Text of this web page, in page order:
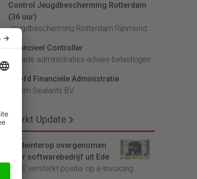
Control Jeugdbescherming Rotterdam
(36 uur)
Jeugdbescherming Rotterdam Rijnmond
Financieel Controller
lArcade administraties-advies-belastingen
Hoofd Financiële Administratie
Bloem Sealants BV
Markt Update
Tradeinterop overgenomen
door softwarebedrijf uit Ede
4CEE versterkt positie op e-invoicing...